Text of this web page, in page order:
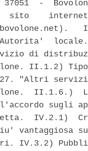
-
sito
di
II.1.2)
"Altri
II.1.6.)
sugli
IV.2.1)
piu'
IV.3.2)